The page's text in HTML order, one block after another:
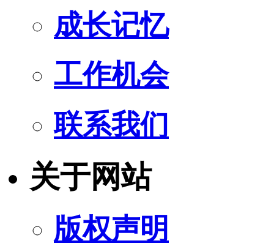
成长记忆
工作机会
联系我们
关于网站
版权声明